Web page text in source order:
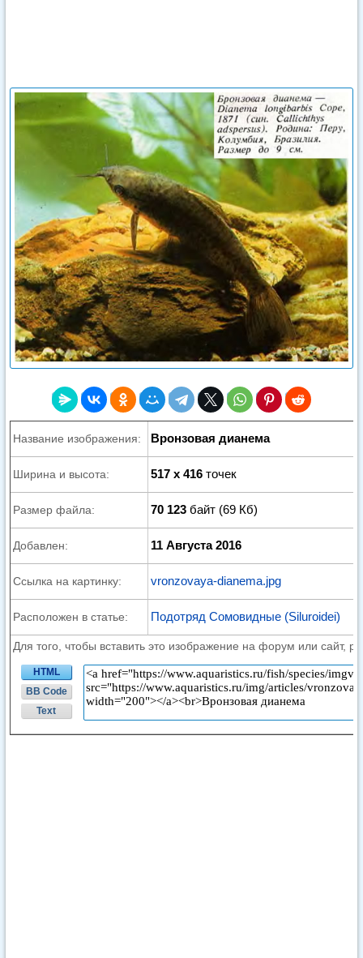
Название изображения: Вронзовая дианема
Ширина и высота: 517 x 416 точек
Размер файла: 70 123 байт (69 Кб)
Добавлен: 11 Августа 2016
Ссылка на картинку: vronzovaya-dianema.jpg
Расположен в статье: Подотряд Сомовидные (Siluroidei)
Для того, чтобы вставить это изображение на форум или сайт,
HTML
BB Code
Text